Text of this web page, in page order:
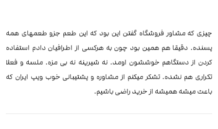
چیزی که مشاور فروشگاه گفتن این بود که این طعم جزو طعمهای همه
پسنده. دقیقا هم همین بود چون به هرکسی از اطرافیان دادم استفاده
کردن از دستگاهم خوششون اومد. نه شیرینه نه بی مزه. ملسه و فعلا
تکراری هم نشده. تشکر میکنم از مشاوره و پشتیبانی خوب ویپ ایران که
باعث میشه همیشه از خرید راضی باشیم.